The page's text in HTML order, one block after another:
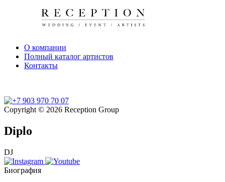
О компании
Полный каталог артистов
Контакты
Copyright © 2026 Reception Group
Diplo
DJ
Биография